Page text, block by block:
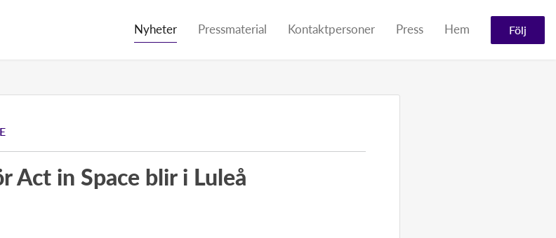
Nyheter Pressmaterial Kontaktpersoner Press Hem Följ
Act in Space blir i Luleå